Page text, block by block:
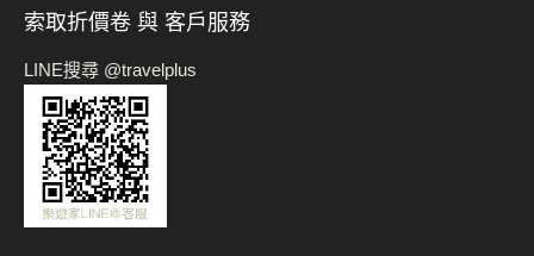
索取折價卷 與 客戶服務
LINE搜尋 @travelplus